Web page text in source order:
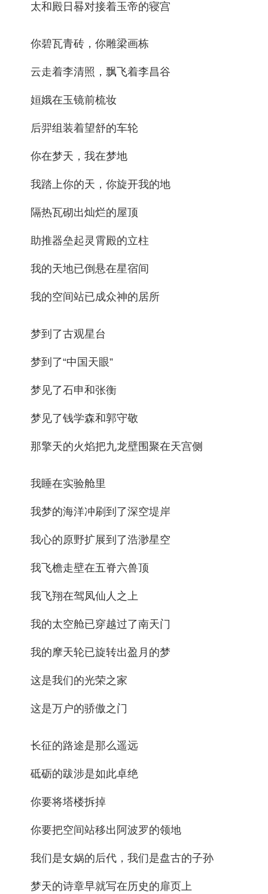
太和殿日晷对接着玉帝的寝宫
你碧瓦青砖，你雕梁画栋
云走着李清照，飘飞着李昌谷
姮娥在玉镜前梳妆
后羿组装着望舒的车轮
你在梦天，我在梦地
我踏上你的天，你旋开我的地
隔热瓦砌出灿烂的屋顶
助推器垒起灵霄殿的立柱
我的天地已倒悬在星宿间
我的空间站已成众神的居所
梦到了古观星台
梦到了“中国天眼”
梦见了石申和张衡
梦见了钱学森和郭守敬
那擎天的火焰把九龙壁围聚在天宫侧
我睡在实验舱里
我梦的海洋冲刷到了深空堤岸
我心的原野扩展到了浩渺星空
我飞檐走壁在五脊六兽顶
我飞翔在驾凤仙人之上
我的太空舱已穿越过了南天门
我的摩天轮已旋转出盈月的梦
这是我们的光荣之家
这是万户的骄傲之门
长征的路途是那么遥远
砥砺的跋涉是如此卓绝
你要将塔楼拆掉
你要把空间站移出阿波罗的领地
我们是女娲的后代，我们是盘古的子孙
梦天的诗章早就写在历史的扉页上